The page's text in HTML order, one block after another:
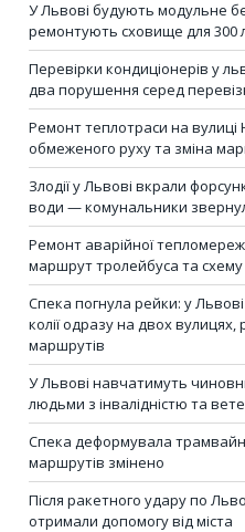
У Львові будують модульне
ремонтують сховище для 300
Перевірки кондиціонерів у
два порушення серед
Ремонт теплотраси на вулиці
обмеженого руху та зміна
Злодії у Львові вкрали
води — комунальники
Ремонт аварійної
маршрут тролейбуса та
Спека погнула рейки: у
колії одразу на двох
маршрутів
У Львові навчатимуть
людьми з інвалідністю та
Спека деформувала трамвайні
маршрутів змінено
Після ракетного удару по
отримали допомогу від міста